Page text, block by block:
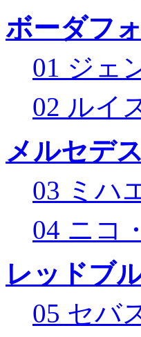
ボーダフ
01 ジェ
02 ルイ
メルセデ
03 ミハ
04 ニコ
レッドブ
05 セバ